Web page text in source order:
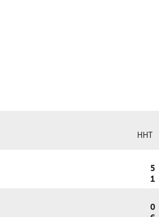
HHT
5
1
0